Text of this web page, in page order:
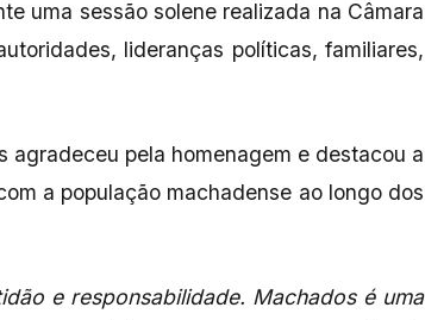
uma sessão solene realizada na Câmara
lideranças políticas, familiares,
agradeceu pela homenagem e destacou a
a população machadense ao longo dos
e responsabilidade. Machados é uma